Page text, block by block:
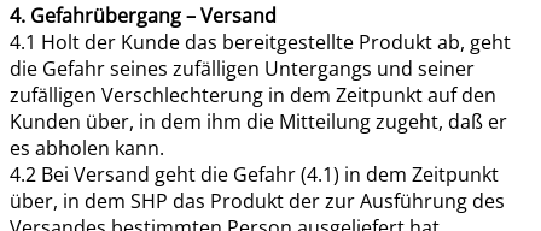
4. Gefahrübergang – Versand
4.1 Holt der Kunde das bereitgestellte Produkt ab, geht
die Gefahr seines zufälligen Untergangs und seiner
zufälligen Verschlechterung in dem Zeitpunkt auf den
Kunden über, in dem ihm die Mitteilung zugeht, daß er
es abholen kann.
4.2 Bei Versand geht die Gefahr (4.1) in dem Zeitpunkt
über, in dem SHP das Produkt der zur Ausführung des